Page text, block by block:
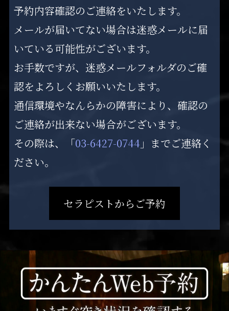
予約内容確認のご連絡をいたします。
メールが届いてない場合は迷惑メールに届
いている可能性がございます。
お手数ですが、迷惑メールフォルダのご確
認をよろしくお願いいたします。
通信環境やなんらかの障害により、確認の
ご連絡が出来ない場合がございます。
その際は、「03-6427-0744」までご連絡く
ださい。
セラピストからご予約